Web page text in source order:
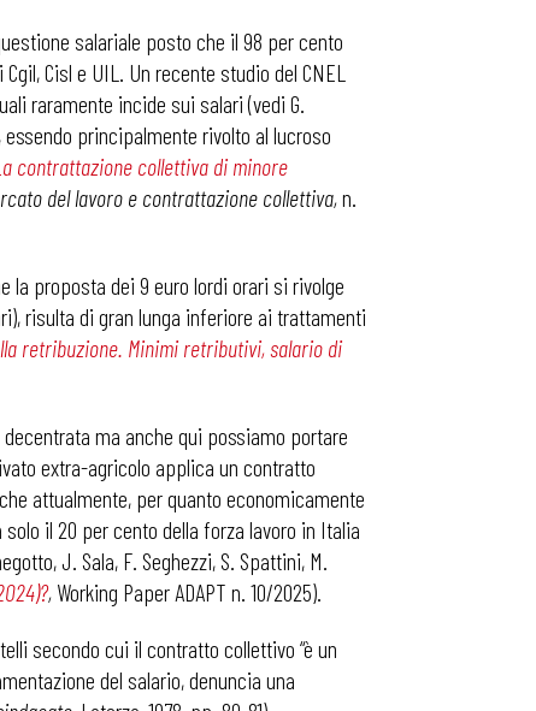
salariale posto che il 98 per cento
Cisl e UIL. Un recente studio del CNEL
raramente incide sui salari (vedi G.
essendo principalmente rivolto al lucroso
contrattazione collettiva di minore
del lavoro e contrattazione collettiva,n.
la proposta dei 9 euro lordi orari si rivolge
risulta di gran lunga inferiore ai trattamenti
retribuzione. Minimi retributivi, salario di
ma anche qui possiamo portare
extra-agricolo applica un contratto
attualmente, per quanto economicamente
il 20 per cento della forza lavoro in Italia
J. Sala, F. Seghezzi, S. Spattini, M.
, Working Paper ADAPT n. 10/2025).
secondo cui il contratto collettivo “è un
del salario, denuncia una